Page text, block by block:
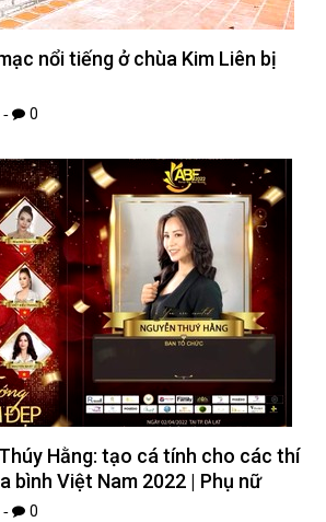
nổi tiếng ở chùa Kim Liên bị
0
Hằng: tạo cá tính cho các thí
bình Việt Nam 2022 | Phụ nữ
0